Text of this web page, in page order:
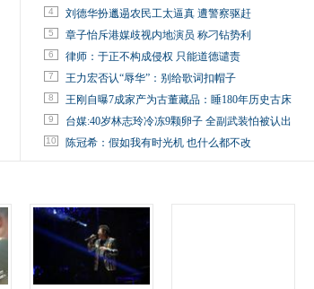
4 刘德华扮邋遢农民工太逼真 遭警察驱赶
5 章子怡斥港媒歧视内地演员 称刁钻势利
6 律师：于正不构成侵权 只能道德谴责
7 王力宏否认“辱华”：别给歌词扣帽子
8 王刚自曝7成家产为古董藏品：睡180年历史古床
9 台媒:40岁林志玲冷冻9颗卵子 全副武装怕被认出
10 陈冠希：假如我有时光机 也什么都不改